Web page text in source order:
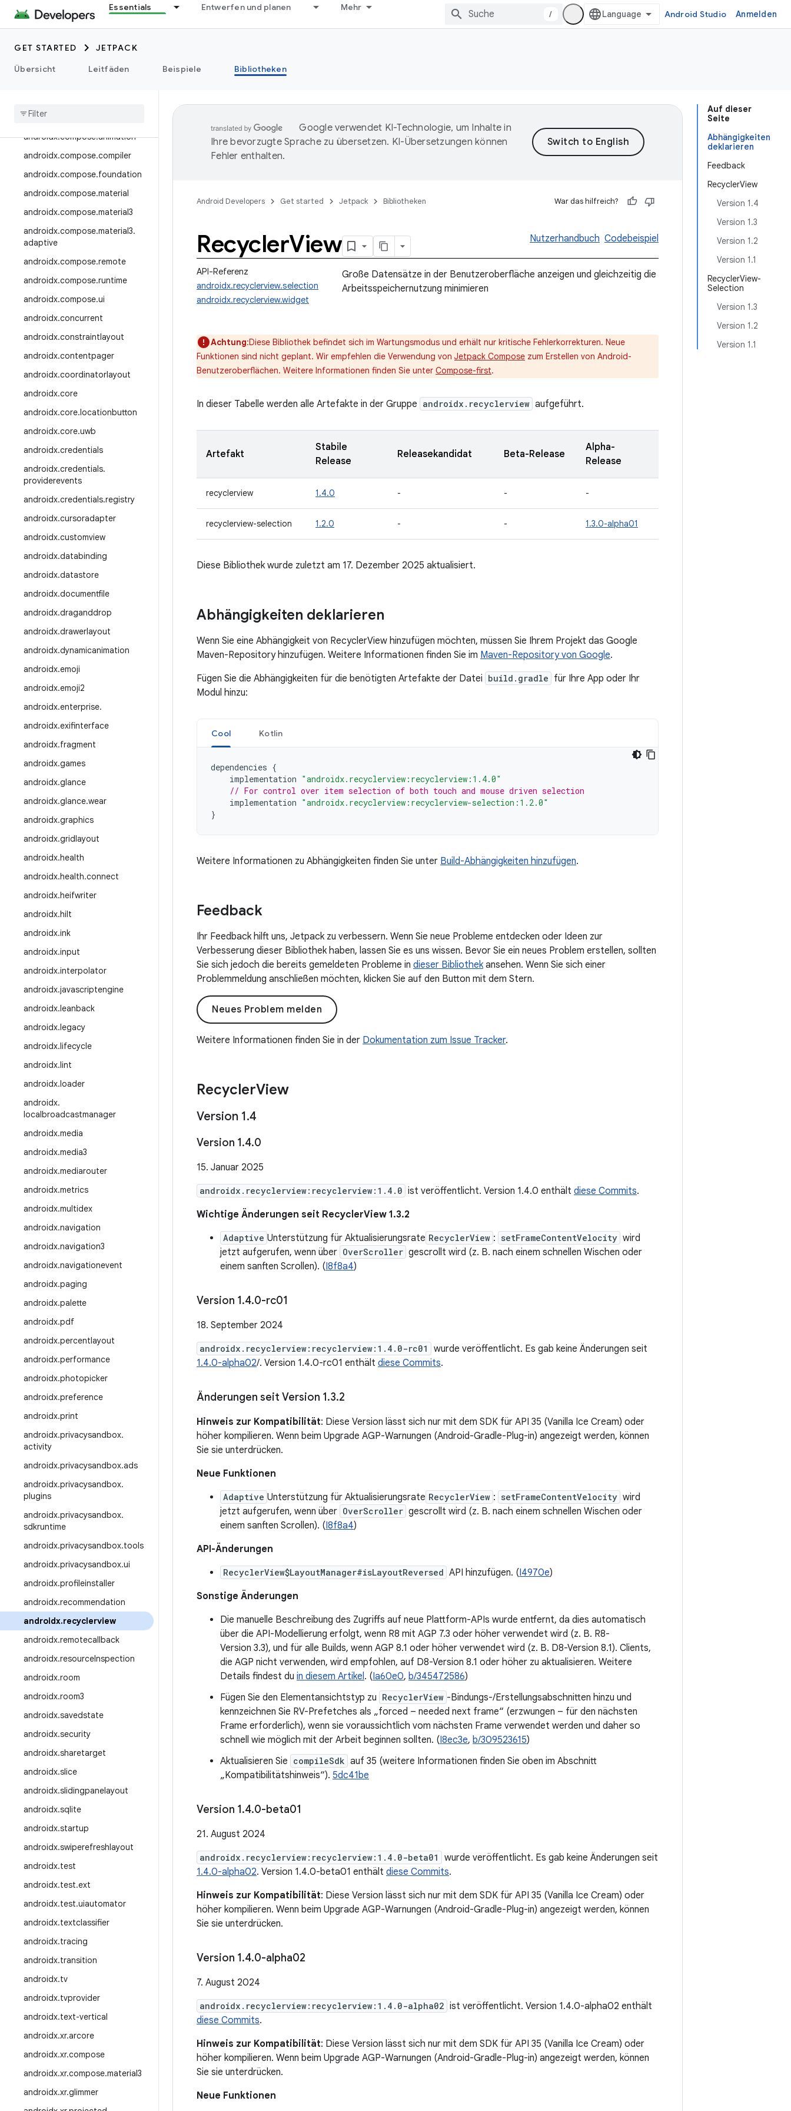
Essentials Entwerfen und planen Mehr
/ Android Studio Anmelden
GET STARTED
JETPACK
Übersicht
Leitfäden Beispiele Bibliotheken
androidx.camera.media3
androidx.camera.viewfinder
androidx.car
androidx
androidx.compose.animation
androidx.compose.compiler
androidx.compose.foundation
androidx.compose.material
androidx.compose.material3
androidx.compose.material3.
adaptive
androidx.compose.remote
androidx.compose.runtime
androidx.compose.ui
androidx.concurrent
androidx.constraintlayout
androidx.contentpager
androidx.coordinatorlayout
androidx.core
androidx.core.locationbutton
androidx.core.uwb
androidx.credentials
androidx.credentials.
providerevents
androidx.credentials.registry
androidx.cursoradapter
androidx.customview
androidx.databinding
androidx.datastore
androidx.documentfile
androidx.draganddrop
androidx.drawerlayout
androidx.dynamicanimation
androidx.emoji
androidx.emoji2
androidx.enterprise.
androidx.exifinterface
androidx.fragment
androidx.games
androidx.glance
androidx.glance.wear
androidx.graphics
androidx.gridlayout
androidx.health
androidx.health.connect
androidx.heifwriter
androidx.hilt
androidx.ink
androidx.input
androidx.interpolator
androidx.javascriptengine
androidx.leanback
androidx.legacy
androidx.lifecycle
androidx.lint
androidx.loader
androidx.
localbroadcastmanager
androidx.media
androidx.media3
androidx.mediarouter
androidx.metrics
androidx.multidex
androidx.navigation
androidx.navigation3
androidx.navigationevent
androidx.paging
androidx.palette
androidx.pdf
androidx.percentlayout
androidx.performance
androidx.photopicker
androidx.preference
androidx.print
androidx.privacysandbox.
activity
androidx.privacysandbox.ads
androidx.privacysandbox.
plugins
androidx.privacysandbox.
sdkruntime
androidx.privacysandbox.tools
androidx.privacysandbox.ui
androidx.profileinstaller
androidx.recommendation
androidx.recyclerview
androidx.remotecallback
androidx.resourceInspection
androidx.room
androidx.room3
androidx.savedstate
androidx.security
androidx.sharetarget
androidx.slice
androidx.slidingpanelayout
androidx.sqlite
androidx.startup
androidx.swiperefreshlayout
androidx.test
androidx.test.ext
androidx.test.uiautomator
androidx.textclassifier
androidx.tracing
androidx.transition
androidx.tv
androidx.tvprovider
androidx.text-vertical
androidx.xr.arcore
androidx.xr.compose
androidx.xr.compose.material3
androidx.xr.glimmer
Auf dieser
Seite
Abhängigkeiten
deklarieren
Feedback
RecyclerView
Version 1.4
Version 1.3
Version 1.2
Version 1.1
RecyclerView-
Selection
Version 1.3
Version 1.2
Version 1.1
Google verwendet KI-Technologie, um Inhalte in
Ihre bevorzugte Sprache zu übersetzen. KI-Übersetzungen können
Fehler enthalten.
Android Developers Get started Jetpack Bibliotheken War das hilfreich?
RecyclerView Nutzerhandbuch Codebeispiel
API-Referenz
androidx.recyclerview.selection
androidx.recyclerview.widget
Große Datensätze in der Benutzeroberfläche anzeigen und gleichzeitig die
Arbeitsspeichernutzung minimieren
Achtung:Diese Bibliothek befindet sich im Wartungsmodus und erhält nur kritische Fehlerkorrekturen. Neue
Funktionen sind nicht geplant. Wir empfehlen die Verwendung von Jetpack Compose zum Erstellen von Android-
Benutzeroberflächen. Weitere Informationen finden Sie unter Compose-first.
In dieser Tabelle werden alle Artefakte in der Gruppe androidx.recyclerview aufgeführt.
Artefakt
Stabile
Release
Releasekandidat Beta-Release
Alpha-
Release
recyclerview 1.4.0 - - -
recyclerview-selection 1.2.0 - - 1.3.0-alpha01
Diese Bibliothek wurde zuletzt am 17. Dezember 2025 aktualisiert.
Abhängigkeiten deklarieren
Wenn Sie eine Abhängigkeit von RecyclerView hinzufügen möchten, müssen Sie Ihrem Projekt das Google
Maven-Repository hinzufügen. Weitere Informationen finden Sie im Maven-Repository von Google.
Fügen Sie die Abhängigkeiten für die benötigten Artefakte der Datei build.gradle für Ihre App oder Ihr
Modul hinzu:
Cool Kotlin
dependencies {
implementation "androidx.recyclerview:recyclerview:1.4.0"
// For control over item selection of both touch and mouse driven selection
implementation "androidx.recyclerview:recyclerview-selection:1.2.0"
}
Weitere Informationen zu Abhängigkeiten finden Sie unter Build-Abhängigkeiten hinzufügen.
Feedback
Ihr Feedback hilft uns, Jetpack zu verbessern. Wenn Sie neue Probleme entdecken oder Ideen zur
Verbesserung dieser Bibliothek haben, lassen Sie es uns wissen. Bevor Sie ein neues Problem erstellen, sollten
Sie sich jedoch die bereits gemeldeten Probleme in dieser Bibliothekansehen. Wenn Sie sich einer
Problemmeldung anschließen möchten, klicken Sie auf den Button mit dem Stern.
Neues Problem melden
Weitere Informationen finden Sie in der Dokumentation zum Issue Tracker.
RecyclerView
Version 1.4
Version 1.4.0
15. Januar 2025
androidx.recyclerview:recyclerview:1.4.0 ist veröffentlicht. Version 1.4.0 enthält diese Commits.
Wichtige Änderungen seit RecyclerView 1.3.2
Adaptive Unterstützung für Aktualisierungsrate RecyclerView : setFrameContentVelocity wird
jetzt aufgerufen, wenn über OverScroller gescrollt wird (z. B. nach einem schnellen Wischen oder
einem sanften Scrollen). (I8f8a4)
Version 1.4.0-rc01
18. September 2024
androidx.recyclerview:recyclerview:1.4.0-rc01
wurde veröffentlicht. Es gab keine Änderungen seit
1.4.0-alpha02/. Version 1.4.0-rc01 enthält diese Commits.
Änderungen seit Version 1.3.2
Hinweis zur Kompatibilität: Diese Version lässt sich nur mit dem SDK für API 35 (Vanilla Ice Cream) oder
höher kompilieren. Wenn beim Upgrade AGP-Warnungen (Android-Gradle-Plug-in) angezeigt werden, können
Sie sie unterdrücken.
Neue Funktionen
Adaptive Unterstützung für Aktualisierungsrate RecyclerView : setFrameContentVelocity wird
jetzt aufgerufen, wenn über OverScroller gescrollt wird (z. B. nach einem schnellen Wischen oder
einem sanften Scrollen). (I8f8a4)
API-Änderungen
RecyclerView$LayoutManager#isLayoutReversed API hinzufügen. (I4970e)
Sonstige Änderungen
Die manuelle Beschreibung des Zugriffs auf neue Plattform-APIs wurde entfernt, da dies automatisch
über die API-Modellierung erfolgt, wenn R8 mit AGP 7.3 oder höher verwendet wird (z. B. R8-
Version 3.3), und für alle Builds, wenn AGP 8.1 oder höher verwendet wird (z. B. D8-Version 8.1). Clients,
die AGP nicht verwenden, wird empfohlen, auf D8-Version 8.1 oder höher zu aktualisieren. Weitere
Details findest du in diesem Artikel. (Ia60e0, b/345472586)
Fügen Sie den Elementansichtstyp zu RecyclerView -Bindungs-/Erstellungsabschnitten hinzu und
kennzeichnen Sie RV-Prefetches als „forced – needed next frame“ (erzwungen – für den nächsten
Frame erforderlich), wenn sie voraussichtlich vom nächsten Frame verwendet werden und daher so
schnell wie möglich mit der Arbeit beginnen sollten. (I8ec3e, b/309523615)
Aktualisieren Sie compileSdk auf 35 (weitere Informationen finden Sie oben im Abschnitt
„Kompatibilitätshinweis“). 5dc41be
Version 1.4.0-beta01
21. August 2024
androidx.recyclerview:recyclerview:1.4.0-beta01
wurde veröffentlicht. Es gab keine Änderungen seit
1.4.0-alpha02. Version 1.4.0-beta01 enthält diese Commits.
Hinweis zur Kompatibilität: Diese Version lässt sich nur mit dem SDK für API 35 (Vanilla Ice Cream) oder
höher kompilieren. Wenn beim Upgrade AGP-Warnungen (Android-Gradle-Plug-in) angezeigt werden, können
Sie sie unterdrücken.
Version 1.4.0-alpha02
7. August 2024
androidx.recyclerview:recyclerview:1.4.0-alpha02 ist veröffentlicht. Version 1.4.0-alpha02 enthält
diese Commits.
Hinweis zur Kompatibilität: Diese Version lässt sich nur mit dem SDK für API 35 (Vanilla Ice Cream) oder
höher kompilieren. Wenn beim Upgrade AGP-Warnungen (Android-Gradle-Plug-in) angezeigt werden, können
Sie sie unterdrücken.
Neue Funktionen